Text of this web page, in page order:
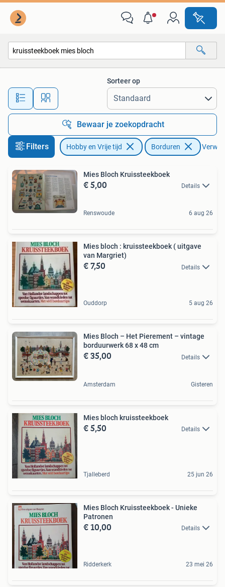
Alle afstanden…
Sorteer op
Bewaar je zoekopdracht
Filters Hobby en Vrije tijd Borduren
Mies Bloch Kruissteekboek
€ 5,00 Details
Renswoude 6 aug 26
Mies bloch : kruissteekboek ( uitgave
van Margriet)
€ 7,50 Details
Ouddorp 5 aug 26
Mies Bloch – Het Pierement – vintage
borduurwerk 68 x 48 cm
€ 35,00 Details
Amsterdam Gisteren
Mies bloch kruissteekboek
€ 5,50 Details
Tjalleberd 25 jun 26
Mies Bloch Kruissteekboek - Unieke
Patronen
€ 10,00 Details
Ridderkerk 23 mei 26